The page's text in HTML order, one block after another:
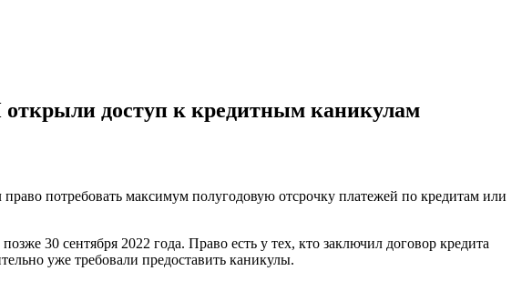
доступ к кредитным каникулам
потребовать максимум полугодовую отсрочку платежей по кредитам или
30 сентября 2022 года. Право есть у тех, кто заключил договор кредита
уже требовали предоставить каникулы.